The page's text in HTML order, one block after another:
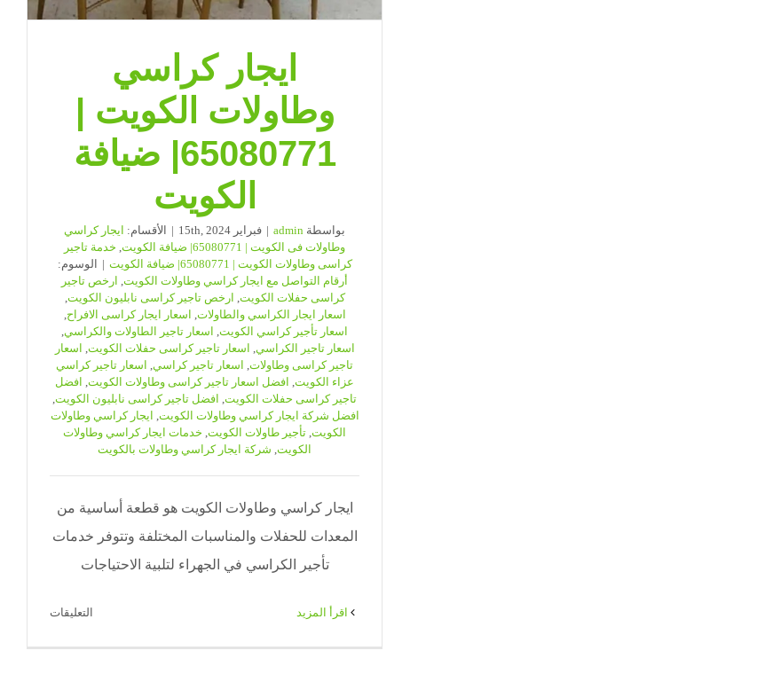
ايجار كراسي
وطاولات الكويت |
65080771| ضيافة
الكويت
بواسطة admin
| فبراير 15th, 2024 | الأقسام: ايجار كراسي
وطاولات فى الكويت | 65080771| ضيافة الكويت
, خدمة تاجير
كراسى وطاولات الكويت | 65080771| ضيافة الكويت
| الوسوم:
أرقام التواصل مع ايجار كراسي وطاولات الكويت, ارخص تاجير
كراسى حفلات الكويت ارخص تاجير كراسى نابليون الكويت
اسعار ايجار الكراسي والطاولات اسعار ايجار كراسى الافراح
اسعار تأجير كراسي الكويت, اسعار تاجير الطاولات والكراسي
اسعار تاجير الكراسي اسعار تاجير كراسى حفلات الكويت اسعار
تاجير كراسى وطاولات, اسعار تاجير كراسي اسعار تاجير كراسي
عزاء الكويت, افضل اسعار تاجير كراسى وطاولات الكويت, افضل
تاجير كراسى حفلات الكويت, افضل تاجير كراسى نابليون الكويت,
افضل شركة ايجار كراسي وطاولات الكويت ايجار كراسي وطاولات
الكويت, تأجير طاولات الكويت, خدمات ايجار كراسي وطاولات
الكويت, شركة ايجار كراسي وطاولات بالكويت
ايجار كراسي وطاولات الكويت هو قطعة أساسية من
المعدات للحفلات والمناسبات المختلفة وتتوفر خدمات
تأجير الكراسي في الجهراء لتلبية الاحتياجات
‫اقرأ المزيد التعليقات